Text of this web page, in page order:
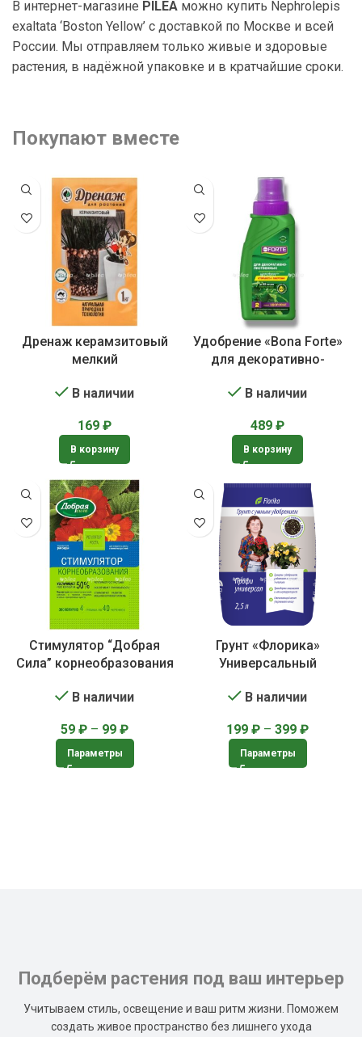
В интернет-магазине PILEA можно купить Nephrolepis
exaltata ‘Boston Yellow’ с доставкой по Москве и всей
России. Мы отправляем только живые и здоровые
растения, в надёжной упаковке и в кратчайшие сроки.
Покупают вместе
Дренаж керамзитовый
мелкий
В наличии
169 ₽
В корзину
Удобрение «Bona Forte»
для декоративно-
В наличии
489 ₽
В корзину
Стимулятор “Добрая
Сила” корнеобразования
В наличии
59 ₽ – 99 ₽
Параметры
Грунт «Флорика»
Универсальный
В наличии
199 ₽ – 399 ₽
Параметры
Подберём растения под ваш интерьер
Учитываем стиль, освещение и ваш ритм жизни. Поможем
создать живое пространство без лишнего ухода